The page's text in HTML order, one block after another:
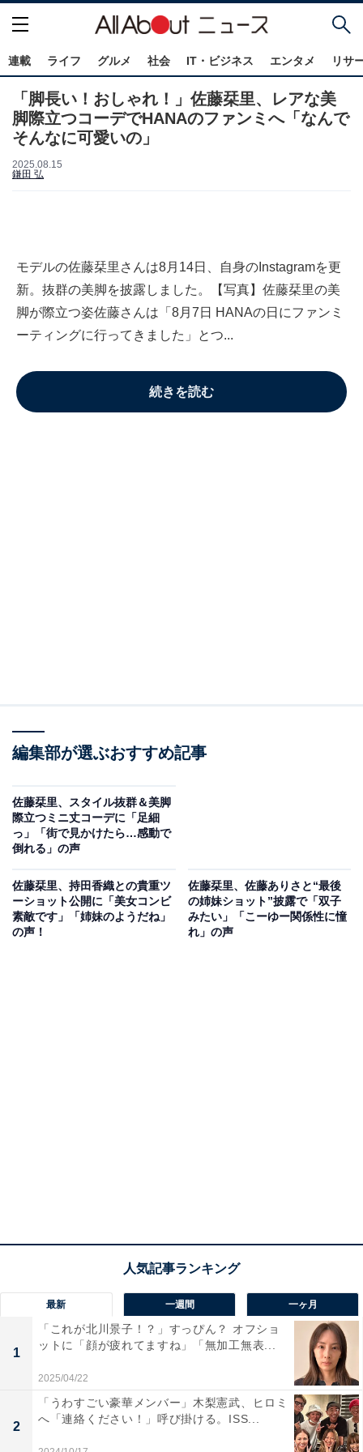
連載 ライフ グルメ 社会 IT・ビジネス エンタメ リサ
「脚長い！おしゃれ！」佐藤栞里、レアな美
脚際立つコーデでHANAのファンミへ「なんで
そんなに可愛いの」
2025.08.15
鎌田 弘
モデルの佐藤栞里さんは8月14日、自身のInstagramを更
新。抜群の美脚を披露しました。【写真】佐藤栞里の美
脚が際立つ姿佐藤さんは「8月7日 HANAの日にファンミ
ーティングに行ってきました」とつ...
続きを読む
編集部が選ぶおすすめ記事
佐藤栞里、スタイル抜群＆美脚
際立つミニ丈コーデに「足細
っ」「街で見かけたら…感動で
倒れる」の声
佐藤栞里、持田香織との貴重ツ
ーショット公開に「美女コンビ
素敵です」「姉妹のようだね」
の声！
佐藤栞里、佐藤ありさと“最後
の姉妹ショット”披露で「双子
みたい」「こーゆー関係性に憧
れ」の声
最新 一週間 一ヶ月
1
「これが北川景子！？」すっぴん？ オフショ
ットに「顔が疲れてますね」「無加工無表...
2025/04/22
2
「うわすごい豪華メンバー」木梨憲武、ヒロミ
へ「連絡ください！」呼び掛ける。ISS...